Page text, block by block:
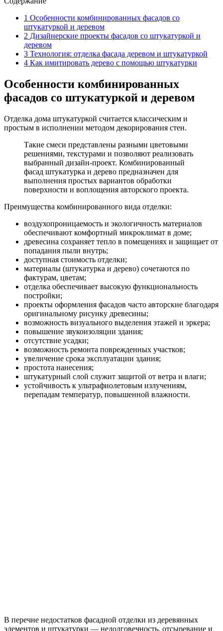
1 Особенности комбинированных фасадов со
штукатуркой и деревом
2 Дизайнерские проекты фасадов со штукатуркой и
деревом
3 Технология: отделка фасада деревом и штукатуркой
4 Как имитировать дерево с помощью штукатурки
Особенности комбинированных
фасадов со штукатуркой и деревом
Отделка дома штукатуркой считается классическим и
простым в исполнении методом декорирования стен.
Такие смеси представлены разными цветовыми
решениями, текстурами и позволяют реализовать
выбранный дизайн-проект. Комбинированный
фасад штукатурка и дерево предназначен для
выполнения простых вариантов обработки
поверхности и воплощения авторского проекта.
Преимущества комбинированного вида отделки:
воздухопроницаемость и экологичность материалов
обеспечивают комфортный микроклимат в доме;
древесина сохраняет тепло в помещениях и защищает от
попадания пыли внутрь;
доступная стоимость отделки;
материалы (штукатурка и дерево) сочетаются по
фактурам, цветам;
отделка обеспечивает высокую функциональность
постройки;
проекты оформления фасадов часто авторские благодаря
оригинальному рисунку древесины;
возможность визуального выделения этажей и эркера;
повышение звукоизоляции здания;
отсутствие усадки;
возможность ремонта поврежденных участков;
увеличение срока эксплуатации здания;
простота нанесения;
штукатурный слой служит защитой от ветра и влаги;
устойчивость к ультрафиолетовым излучениям,
перепадам температур, повышенной влажности.
В перечне недостатков фасадной отделки из деревянных
элементов и штукатурки — недолговечность, отсыревание и